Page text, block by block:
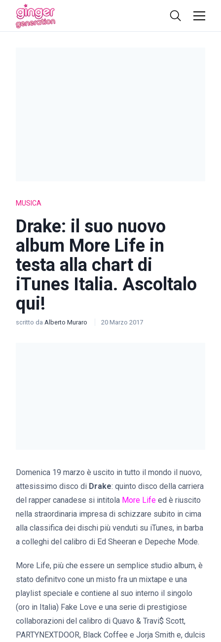
MUSICA
Drake: il suo nuovo
album More Life in
testa alla chart di
iTunes Italia. Ascoltalo
qui!
scritto da Alberto Muraro 20 Marzo 2017
Domenica 19 marzo è uscito in tutto il mondo il nuovo,
attesissimo disco di Drake: quinto disco della carriera
del rapper canadese si intitola More Life ed è riuscito
nella straordinaria impresa di schizzare subito in cima
alla classifica dei dischi più venduti su iTunes, in barba
a colleghi del calibro di Ed Sheeran e Depeche Mode.
More Life, più che essere un semplice studio album, è
stato definitvo cone un misto fra un mixtape e una
playlist speciale e contiene al suo interno il singolo
(oro in Italia) Fake Love e una serie di prestigiose
collaborazioni del calibro di Quavo & Travi$ Scott,
PARTYNEXTDOOR, Black Coffee e Jorja Smith e, dulcis